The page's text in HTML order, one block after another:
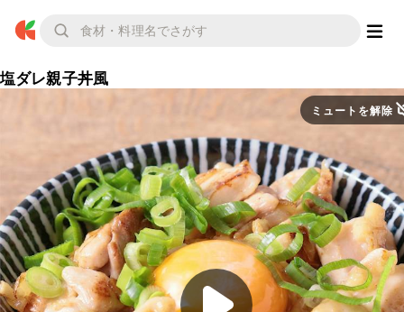
塩ダレ親子丼風
ミュートを解除